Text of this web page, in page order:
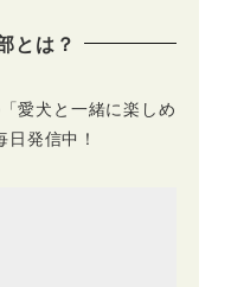
とは？
愛犬と一緒に楽しめ
発信中！